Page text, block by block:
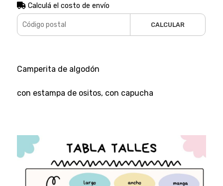
Calculá el costo de envío
CALCULAR
Camperita de algodón
con estampa de ositos, con capucha